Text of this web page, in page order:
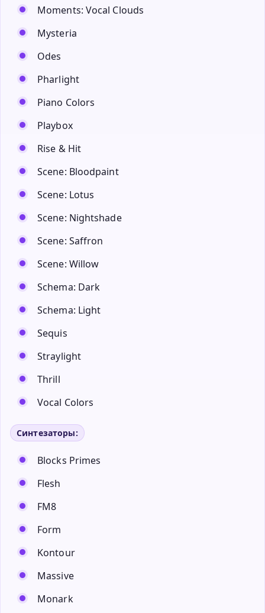
Moments: Vocal Clouds
Mysteria
Odes
Pharlight
Piano Colors
Playbox
Rise & Hit
Scene: Bloodpaint
Scene: Lotus
Scene: Nightshade
Scene: Saffron
Scene: Willow
Schema: Dark
Schema: Light
Sequis
Straylight
Thrill
Vocal Colors
Синтезаторы:
Blocks Primes
Flesh
FM8
Form
Kontour
Massive
Monark